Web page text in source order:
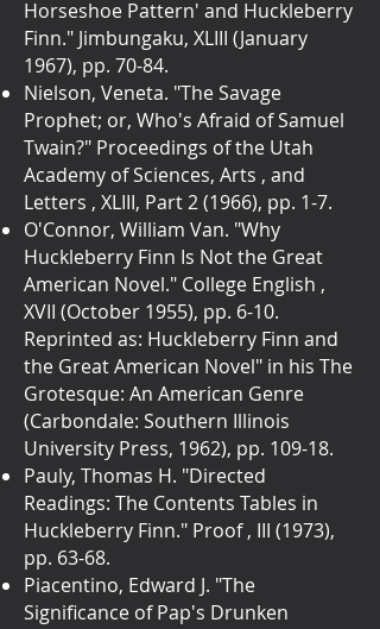
Horseshoe Pattern' and Huckleberry
Finn." Jimbungaku, XLIII (January
1967), pp. 70-84.
Nielson, Veneta. "The Savage
Prophet; or, Who's Afraid of Samuel
Twain?" Proceedings of the Utah
Academy of Sciences, Arts , and
Letters , XLIII, Part 2 (1966), pp. 1-7.
O'Connor, William Van. "Why
Huckleberry Finn Is Not the Great
American Novel." College English ,
XVII (October 1955), pp. 6-10.
Reprinted as: Huckleberry Finn and
the Great American Novel" in his The
Grotesque: An American Genre
(Carbondale: Southern Illinois
University Press, 1962), pp. 109-18.
Pauly, Thomas H. "Directed
Readings: The Contents Tables in
Huckleberry Finn." Proof , III (1973),
pp. 63-68.
Piacentino, Edward J. "The
Significance of Pap's Drunken